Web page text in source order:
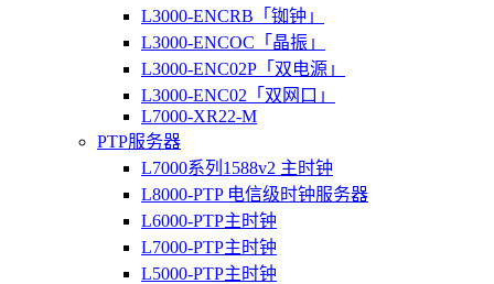
L3000-ENCRB「铷钟」
L3000-ENCOC「晶振」
L3000-ENC02P「双电源」
L3000-ENC02「双网口」
L7000-XR22-M
PTP服务器
L7000系列1588v2 主时钟
L8000-PTP 电信级时钟服务器
L6000-PTP主时钟
L7000-PTP主时钟
L5000-PTP主时钟